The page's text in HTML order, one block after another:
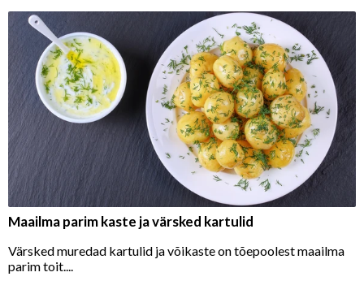
Maailma parim kaste ja värsked kartulid
Värsked muredad kartulid ja võikaste on tõepoolest maailma
parim toit....